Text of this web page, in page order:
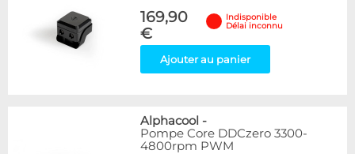
169,90
€
Indisponible
Délai inconnu
Ajouter au panier
Alphacool -
Pompe Core DDCzero 3300-
4800rpm PWM